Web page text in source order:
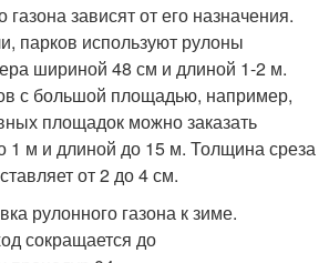
зависят от его назначения.
парков используют рулоны
шириной 48 см и длиной 1-2 м.
с большой площадью, например,
площадок можно заказать
1 м и длиной до 15 м. Толщина среза
от 2 до 4 см.